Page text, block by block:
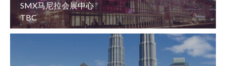
SMX马尼拉会展中心
TBC